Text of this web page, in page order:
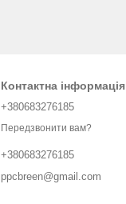
Контактна інформація
+380683276185
Передзвонити вам?
+380683276185
ppcbreen@gmail.com